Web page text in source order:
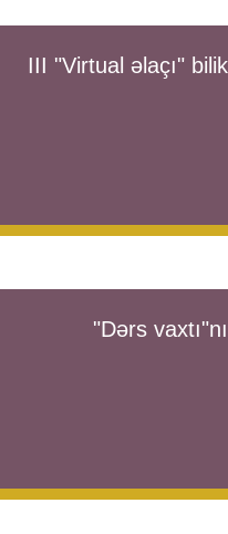
III "Virtual əlaçı"
"Dərs